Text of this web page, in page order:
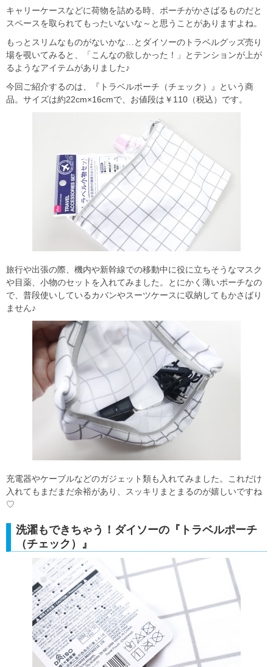
キャリーケースなどに荷物を詰める時、ポーチがかさばるものだと
スペースを取られてもったいないな～と思うことがありますよね。
もっとスリムなものがないかな…とダイソーのトラベルグッズ売り
場を覗いてみると、「こんなの欲しかった！」とテンションが上が
るようなアイテムがありました♪
今回ご紹介するのは、『トラベルポーチ（チェック）』という商
品。サイズは約22cm×16cmで、お値段は￥110（税込）です。
旅行や出張の際、機内や新幹線での移動中に役に立ちそうなマスク
や目薬、小物のセットを入れてみました。とにかく薄いポーチなの
で、普段使いしているカバンやスーツケースに収納してもかさばり
ません♪
充電器やケーブルなどのガジェット類も入れてみました。これだけ
入れてもまだまだ余裕があり、スッキリまとまるのが嬉しいですね
♡
洗濯もできちゃう！ダイソーの『トラベルポーチ
（チェック）』